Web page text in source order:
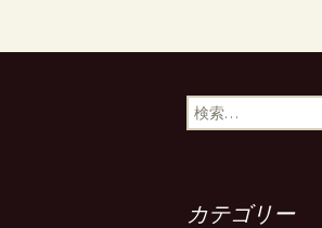
検
索
カテゴリー